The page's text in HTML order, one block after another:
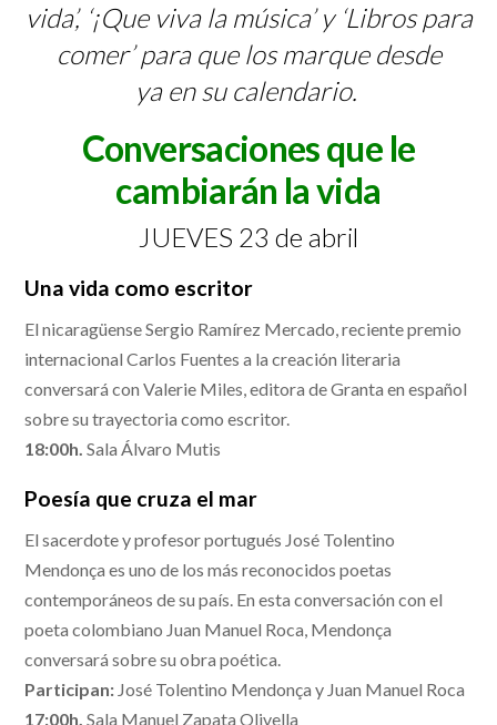
vida’, ‘¡Que viva la música’ y ‘Libros para
comer’ para que los marque desde
ya en su calendario.
Conversaciones que le
cambiarán la vida
JUEVES 23 de abril
Una vida como escritor
El nicaragüense Sergio Ramírez Mercado, reciente premio
internacional Carlos Fuentes a la creación literaria
conversará con Valerie Miles, editora de Granta en español
sobre su trayectoria como escritor.
18:00h.Sala Álvaro Mutis
Poesía que cruza el mar
El sacerdote y profesor portugués José Tolentino
Mendonça es uno de los más reconocidos poetas
contemporáneos de su país. En esta conversación con el
poeta colombiano Juan Manuel Roca, Mendonça
conversará sobre su obra poética.
Participan: José Tolentino Mendonça y Juan Manuel Roca
17:00h.Sala Manuel Zapata Olivella